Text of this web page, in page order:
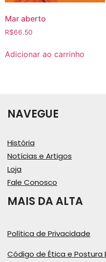
Mar aberto
R$66.50
Adicionar ao carrinho
NAVEGUE
História
Notícias e Artigos
Loja
Fale Conosco
MAIS DA ALTA
Política de Privacidade
Código de Ética e Postura